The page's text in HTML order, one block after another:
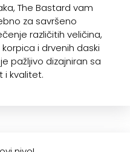
The Bastard vam
za savršeno
različitih veličina,
i drvenih daski
pažljivo dizajniran sa
i kvalitet.